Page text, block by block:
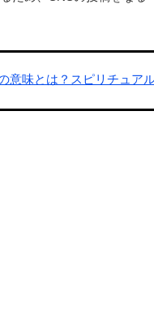
意味とは？スピリチュア